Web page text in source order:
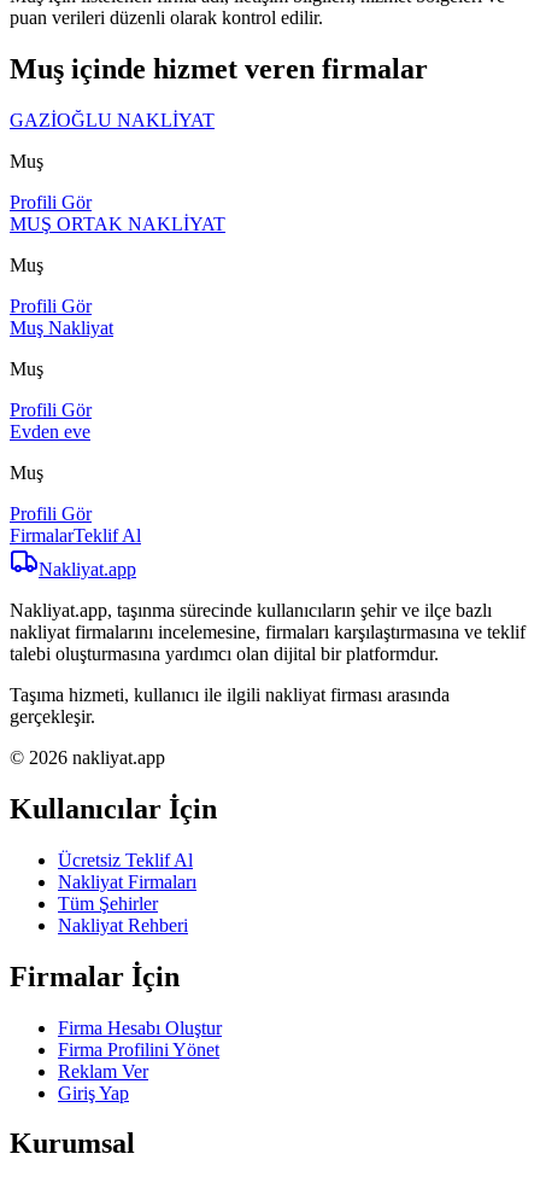
puan verileri düzenli olarak kontrol edilir.
Muş içinde hizmet veren firmalar
GAZİOĞLU NAKLİYAT
Muş
Profili Gör
MUŞ ORTAK NAKLİYAT
Muş
Profili Gör
Muş Nakliyat
Muş
Profili Gör
Evden eve
Muş
Profili Gör
FirmalarTeklif Al
Nakliyat.app
Nakliyat.app, taşınma sürecinde kullanıcıların şehir ve ilçe bazlı
nakliyat firmalarını incelemesine, firmaları karşılaştırmasına ve teklif
talebi oluşturmasına yardımcı olan dijital bir platformdur.
Taşıma hizmeti, kullanıcı ile ilgili nakliyat firması arasında
gerçekleşir.
© 2026 nakliyat.app
Kullanıcılar İçin
Ücretsiz Teklif Al
Nakliyat Firmaları
Tüm Şehirler
Nakliyat Rehberi
Firmalar İçin
Firma Hesabı Oluştur
Firma Profilini Yönet
Reklam Ver
Giriş Yap
Kurumsal